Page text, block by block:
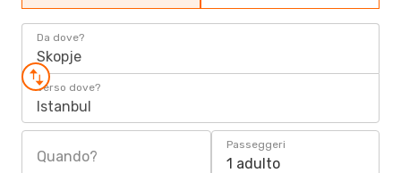
Da dove?
Skopje
Verso dove?
Istanbul
Quando?
Passeggeri
1 adulto